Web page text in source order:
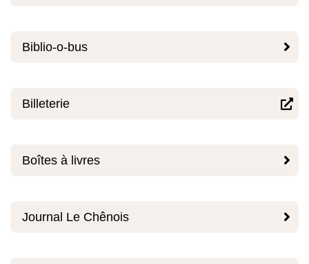

Biblio-o-bus

Billeterie

Boîtes à livres

Journal Le Chênois